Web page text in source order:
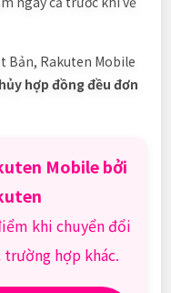
Bản, Rakuten Mobile
hợp đồng đều đơn
Mobile bởi
khi chuyển đổi
hợp khác.